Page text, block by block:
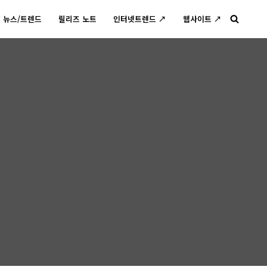
뉴스/트렌드 릴리즈 노트 인터넷트렌드 ↗ 웹사이트 ↗